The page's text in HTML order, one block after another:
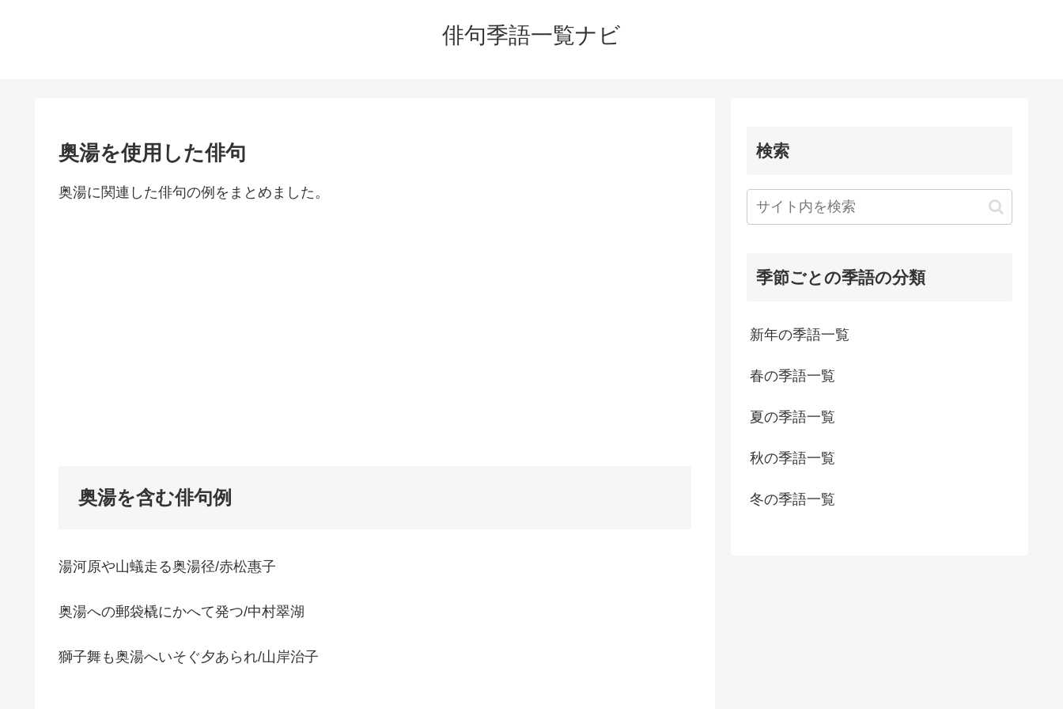
俳句季語一覧ナビ
奥湯を使用した俳句
奥湯に関連した俳句の例をまとめました。
奥湯を含む俳句例
湯河原や山蟻走る奥湯径/赤松惠子
奥湯への郵袋橇にかへて発つ/中村翠湖
獅子舞も奥湯へいそぐ夕あられ/山岸治子
検索
季節ごとの季語の分類
新年の季語一覧
春の季語一覧
夏の季語一覧
秋の季語一覧
冬の季語一覧